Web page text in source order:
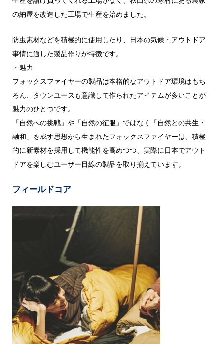
の納屋を改造した工場で生産を始めました。
防虫素材などを積極的に使用したり、日本の気候・アウトドア
事情に適した製品作りが特徴です。
・魅力
フォックスファイヤーの製品は本格的なアウトドア環境はもち
ろん、タウンユースも意識して作られたアイテムが多いことが
魅力のひとつです。
「自然への挑戦」や「自然の征服」ではなく「自然との共生・
融和」を成す思想から生まれたフォックスファイヤーは、積極
的に新素材を採用して機能性を高めつつ、実際に日本でアウト
ドアを楽しむユーザー目線の製品を取り揃えています。
フィールドコア